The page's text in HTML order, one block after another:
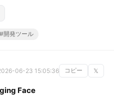
マートフォン、デスクトッ
イスを選ばずに全ての機能をフ
ビューといったワークフローで
を手に入れることができます。
#開発ツール
06-23 15:05:36 コピー 𝕏
Face